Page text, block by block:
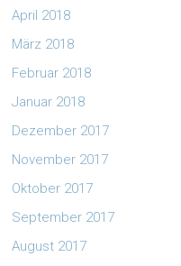
April 2018
März 2018
Februar 2018
Januar 2018
Dezember 2017
November 2017
Oktober 2017
September 2017
August 2017